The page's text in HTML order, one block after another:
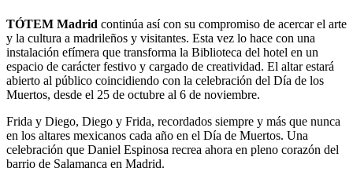
TÓTEM Madrid continúa así con su compromiso de acercar el arte
y la cultura a madrileños y visitantes. Esta vez lo hace con una
instalación efímera que transforma la Biblioteca del hotel en un
espacio de carácter festivo y cargado de creatividad. El altar estará
abierto al público coincidiendo con la celebración del Día de los
Muertos, desde el 25 de octubre al 6 de noviembre.
Frida y Diego, Diego y Frida, recordados siempre y más que nunca
en los altares mexicanos cada año en el Día de Muertos. Una
celebración que Daniel Espinosa recrea ahora en pleno corazón del
barrio de Salamanca en Madrid.